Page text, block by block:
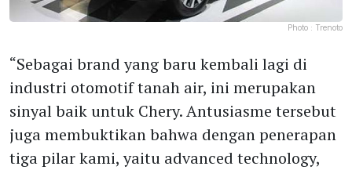
Photo : Trenoto
“Sebagai brand yang baru kembali lagi di
industri otomotif tanah air, ini merupakan
sinyal baik untuk Chery. Antusiasme tersebut
juga membuktikan bahwa dengan penerapan
tiga pilar kami, yaitu advanced technology,